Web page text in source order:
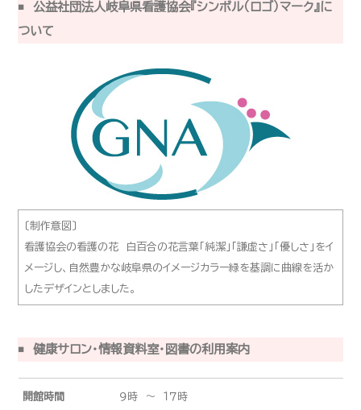
公益社団法人岐阜県看護協会『シンボル（ロゴ）マーク』に
ついて
〔制作意図〕
看護協会の看護の花 白百合の花言葉「純潔」「謙虚さ」「優しさ」をイ
メージし、自然豊かな岐阜県のイメージカラー緑を基調に曲線を活か
したデザインとしました。
健康サロン・情報資料室・図書の利用案内
開館時間 ９時 ～ １７時